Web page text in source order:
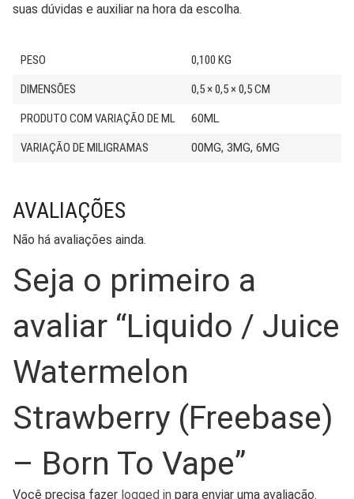
suas dúvidas e auxiliar na hora da escolha.
PESO 0,100 KG
DIMENSÕES 0,5 × 0,5 × 0,5 CM
PRODUTO COM VARIAÇÃO DE ML 60ML
VARIAÇÃO DE MILIGRAMAS 00MG, 3MG, 6MG
AVALIAÇÕES
Não há avaliações ainda.
Seja o primeiro a
avaliar “Liquido / Juice
Watermelon
Strawberry (Freebase)
– Born To Vape”
Você precisa fazer logged in para enviar uma avaliação.